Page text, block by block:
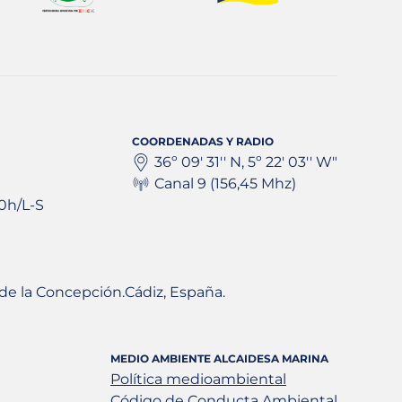
L-S
COORDENADAS Y RADIO
36º 09' 31'' N, 5º 22' 03'' W"
Canal 9 (156,45 Mhz)
la Concepción.Cádiz, España.
MEDIO AMBIENTE ALCAIDESA MARINA
Política medioambiental